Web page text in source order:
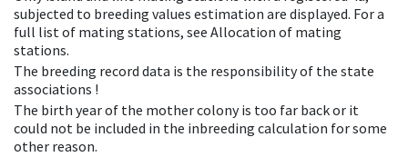
subjected to breeding values estimation are displayed. For a
full list of mating stations, see Allocation of mating
stations.
The breeding record data is the responsibility of the state
associations !
The birth year of the mother colony is too far back or it
could not be included in the inbreeding calculation for some
other reason.